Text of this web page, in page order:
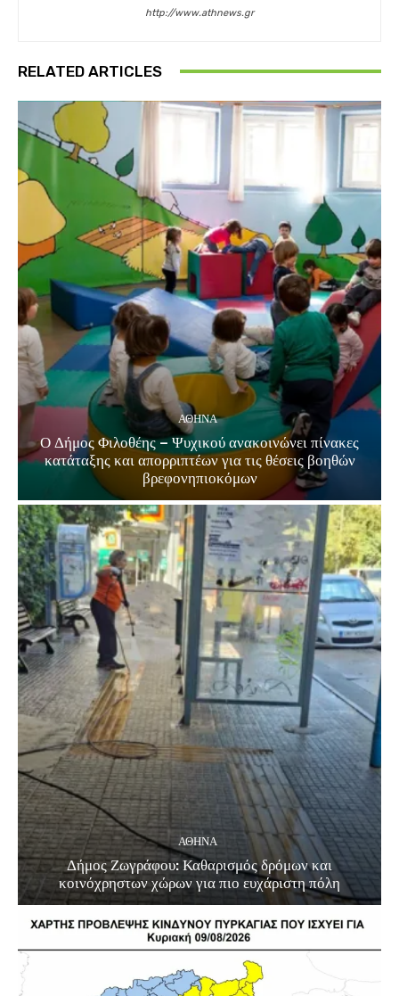
http://www.athnews.gr
RELATED ARTICLES
ΑΘΗΝΑ
Ο Δήμος Φιλοθέης – Ψυχικού ανακοινώνει πίνακες
κατάταξης και απορριπτέων για τις θέσεις βοηθών
βρεφονηπιοκόμων
ΑΘΗΝΑ
Δήμος Ζωγράφου: Καθαρισμός δρόμων και
κοινόχρηστων χώρων για πιο ευχάριστη πόλη